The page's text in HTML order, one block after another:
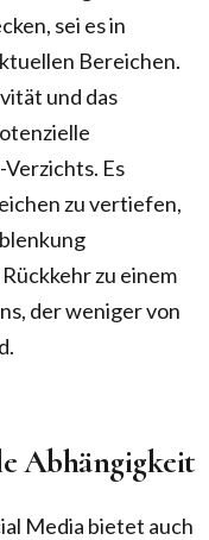
sei es in
Bereichen.
und das
Es
zu vertiefen,
zu einem
der weniger von
Abhängigkeit
Media bietet auch